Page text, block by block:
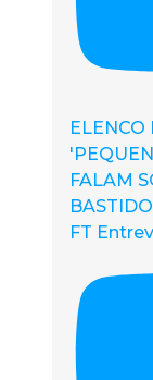
ELENCO
FALAM
FT